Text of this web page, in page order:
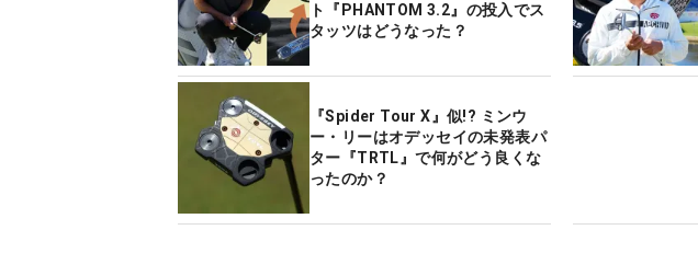
ト『PHANTOM 3.2』の投入でス
タッツはどうなった？
『Spider Tour X』似!? ミンウ
ー・リーはオデッセイの未発表パ
ター『TRTL』で何がどう良くな
ったのか？